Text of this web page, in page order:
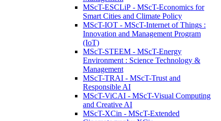
MScT-ESCLiP - MScT-Economics for
Smart Cities and Climate Policy
MScT-IOT - MScT-Internet of Things :
Innovation and Management Program
(IoT)
MScT-STEEM - MScT-Energy
Environment : Science Technology &
Management
MScT-TRAI - MScT-Trust and
Responsible AI
MScT-ViCAI - MScT-Visual Computing
and Creative AI
MScT-XCin - MScT-Extended